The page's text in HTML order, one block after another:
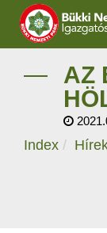
VÍZVÉDELEM
AZ
Index